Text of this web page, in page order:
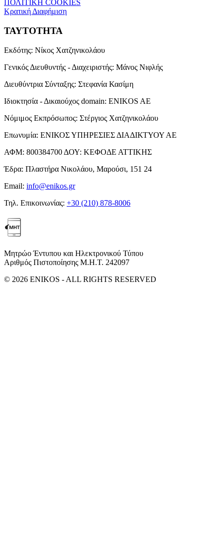
ΠΟΛΙΤΙΚΗ COOKIES
Κρατική Διαφήμιση
ΤΑΥΤΟΤΗΤΑ
Εκδότης: Νίκος Χατζηνικολάου
Γενικός Διευθυντής - Διαχειριστής: Μάνος Νιφλής
Διευθύντρια Σύνταξης: Στεφανία Κασίμη
Ιδιοκτησία - Δικαιούχος domain: ENIKOS AE
Νόμιμος Εκπρόσωπος: Στέργιος Χατζηνικολάου
Επωνυμία: ΕΝΙΚΟΣ ΥΠΗΡΕΣΙΕΣ ΔΙΑΔΙΚΤΥΟΥ ΑΕ
ΑΦΜ: 800384700 ΔΟΥ: ΚΕΦΟΔΕ ΑΤΤΙΚΗΣ
Έδρα: Πλαστήρα Νικολάου, Μαρούσι, 151 24
Email: info@enikos.gr
Τηλ. Επικοινωνίας: +30 (210) 878-8006
Μητρώο Έντυπου και Ηλεκτρονικού Τύπου
Αριθμός Πιστοποίησης Μ.Η.Τ. 242097
© 2026 ENIKOS - ALL RIGHTS RESERVED